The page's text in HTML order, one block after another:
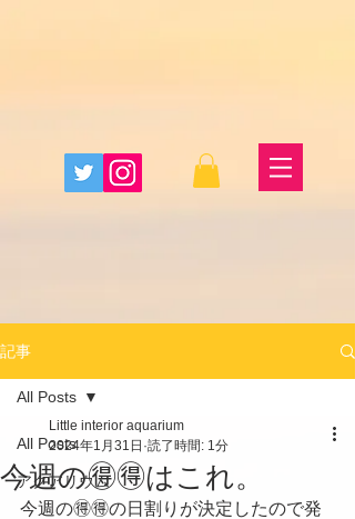
記事
All Posts
アクアリウム
All Posts
今週の🉐🉐はこれ。
Little interior aquarium
2024年1月31日 読了時間: 1分
今週の🉐🉐の日割りが決定したので発